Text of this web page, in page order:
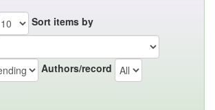
Sort items by
Authors/record